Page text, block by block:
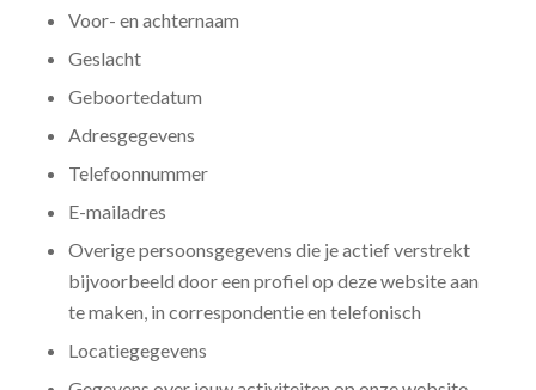
Voor- en achternaam
Geslacht
Geboortedatum
Adresgegevens
Telefoonnummer
E-mailadres
Overige persoonsgegevens die je actief verstrekt
bijvoorbeeld door een profiel op deze website aan
te maken, in correspondentie en telefonisch
Locatiegegevens